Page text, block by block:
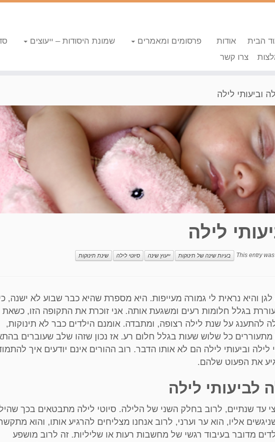
הבית אודות פרסומים ומאמרים שמונת היסודות – ייעוצים
צרו קשר
וביעותי לילה
לילה
This entry בעיות שינה של תינוקות ייעוץ שינה סיוטי לילה שינת תינוקות
והיא נראית לי גמורה מעייפות. היא מספרת שהיא כבר שבוע לא ישנה,
בגלל חלומות רעים ומשגעת אותה. אני זוכרת את התקופה הזו, כשאת
להתענג על שנת לילה רצופה, ומתבדה. אומנם הילדים כבר לא תינוקות,
כל שלוש שעות בגלל חלום רע. אז נכון שזהו שלב שעוברים
לילה וביעותי לילה הם לא אותו הדבר. רוב ההורים אינם יודעים איך
את הפעוט שלהם.
לביעותי לילה
עד שנתיים, לרוב בחלק השני של הלילה. סיוטי לילה מתבטאים בכך
אליו, הוא ער וערני, לרוב אנחנו מצליחים להרגיע אותו, והוא
מדובר בעיבוד רגשי של מחשבות רעות או שליליות. זה לרוב מושפע